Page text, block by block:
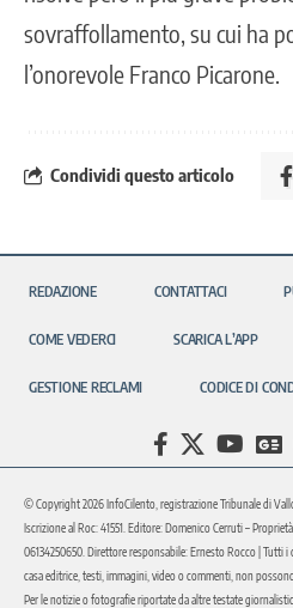
sovraffollamento, su cui ha
l’onorevole Franco Picarone.
Condividi questo articolo
REDAZIONE CONTATTACI
COME VEDERCI SCARICA L’APP
GESTIONE RECLAMI CODICE DI
© Copyright 2026 InfoCilento, registrazione Tribunale di
Iscrizione al Roc: 41551. Editore: Domenico Cerruti –
06134250650. Direttore responsabile: Ernesto Rocco |
casa editrice, testi, immagini, video o commenti, non
Per le notizie o fotografie riportate da altre testate